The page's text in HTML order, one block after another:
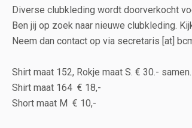
Diverse clubkleding wordt doorverkocht
Ben jij op zoek naar nieuwe clubkleding.
Neem dan contact op via secretaris [at]
Shirt maat 152, Rokje maat S. € 30.- samen.
Shirt maat 164 € 18,-
Short maat M € 10,-